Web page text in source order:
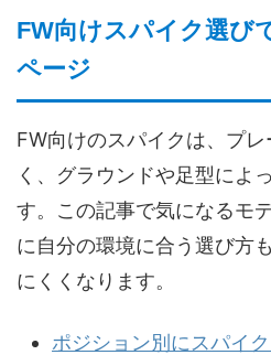
FW向けスパイク選び
ページ
FW向けのスパイクは、プ
く、グラウンドや足型によ
す。この記事で気になるモ
に自分の環境に合う選び方
にくくなります。
ポジション別にスパイ